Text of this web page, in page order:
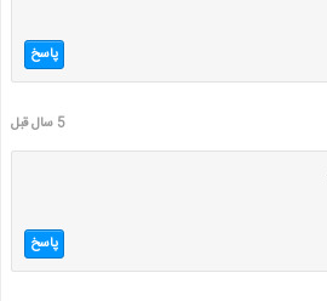
پاسخ
5 سال قبل
پاسخ